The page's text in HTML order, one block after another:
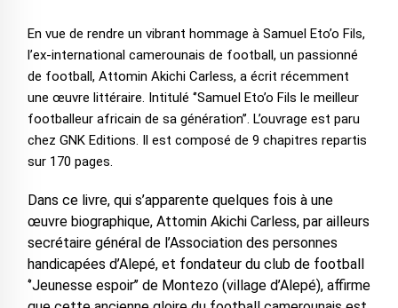
En vue de rendre un vibrant hommage à Samuel Eto’o Fils,
l’ex-international camerounais de football, un passionné
de football, Attomin Akichi Carless, a écrit récemment
une œuvre littéraire. Intitulé ‘’Samuel Eto’o Fils le meilleur
footballeur africain de sa génération’’. L’ouvrage est paru
chez GNK Editions. Il est composé de 9 chapitres repartis
sur 170 pages.
Dans ce livre, qui s’apparente quelques fois à une
œuvre biographique, Attomin Akichi Carless, par ailleurs
secrétaire général de l’Association des personnes
handicapées d’Alepé, et fondateur du club de football
‘’Jeunesse espoir’’ de Montezo (village d’Alepé), affirme